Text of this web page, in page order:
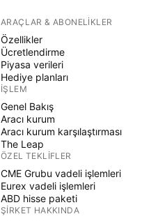
ARAÇLAR & ABONELIKLER
Özellikler
Ücretlendirme
Piyasa verileri
Hediye planları
İŞLEM
Genel Bakış
Aracı kurum
Aracı kurum karşılaştırması
The Leap
ÖZEL TEKLIFLER
CME Grubu vadeli işlemleri
Eurex vadeli işlemleri
ABD hisse paketi
ŞIRKET HAKKINDA